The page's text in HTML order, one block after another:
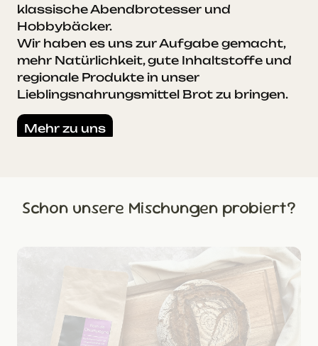
klassische Abendbrotesser und
Hobbybäcker.
Wir haben es uns zur Aufgabe gemacht,
mehr Natürlichkeit, gute Inhaltstoffe und
regionale Produkte in unser
Lieblingsnahrungsmittel Brot zu bringen.
Mehr zu uns
Schon unsere Mischungen probiert?